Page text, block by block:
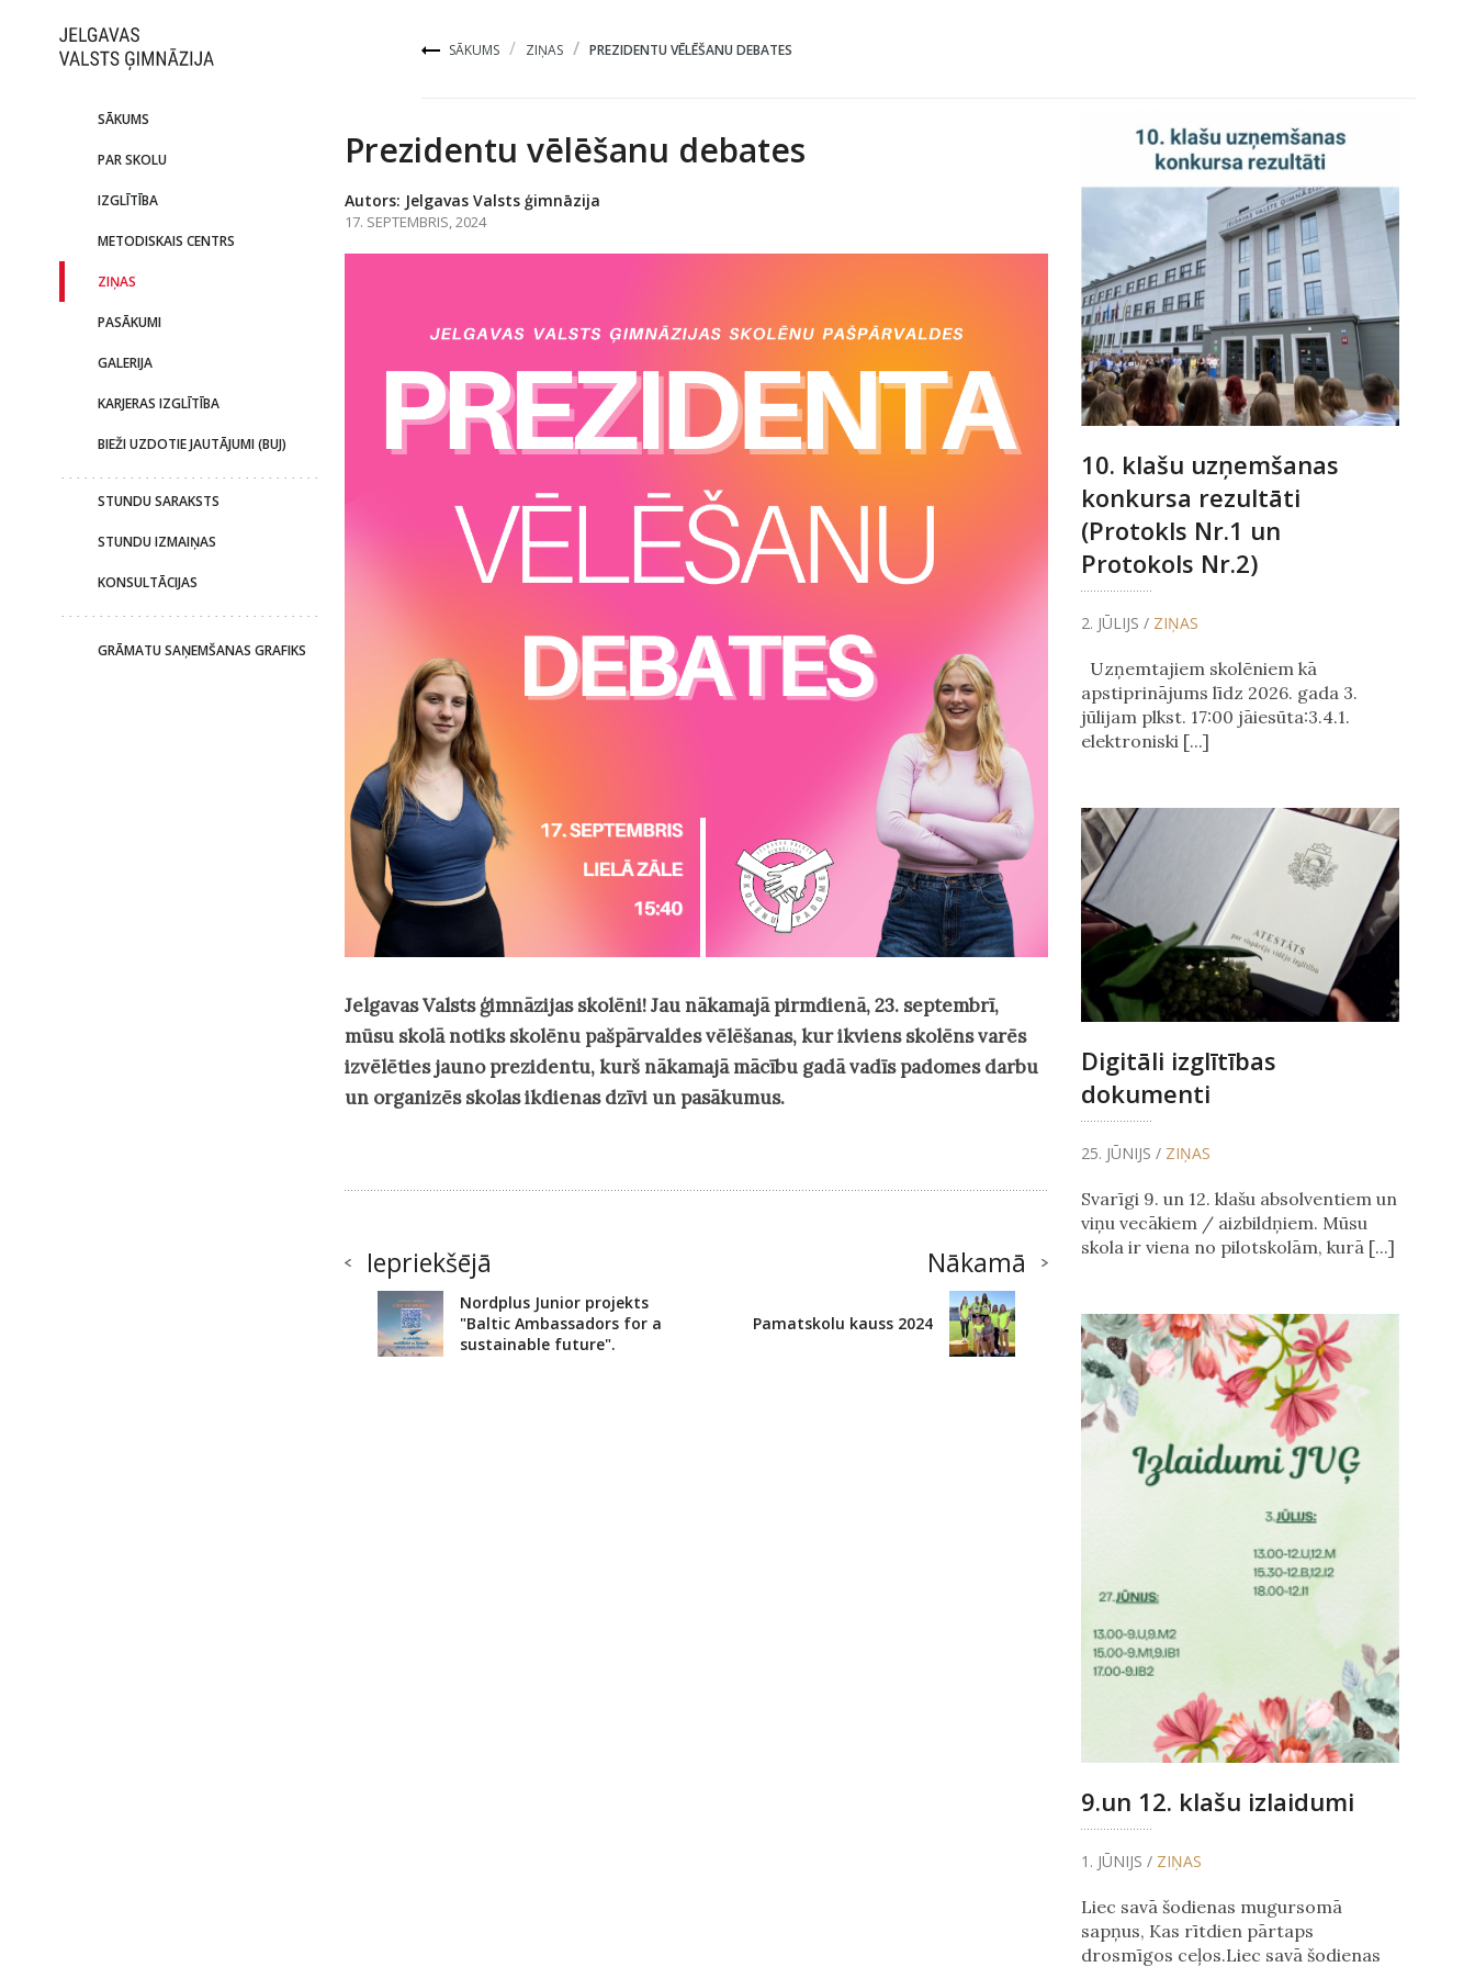
SĀKUMS ZIŅAS PREZIDENTU VĒLĒŠANU DEBATES
SĀKUMS
PAR SKOLU
IZGLĪTĪBA
METODISKAIS CENTRS
ZIŅAS
PASĀKUMI
GALERIJA
KARJERAS IZGLĪTĪBA
BIEŽI UZDOTIE JAUTĀJUMI (BUJ)
STUNDU SARAKSTS
STUNDU IZMAIŅAS
KONSULTĀCIJAS
GRĀMATU SAŅEMŠANAS GRAFIKS
Prezidentu vēlēšanu debates
Autors: Jelgavas Valsts ģimnāzija
17. SEPTEMBRIS, 2024
Jelgavas Valsts ģimnāzijas skolēni! Jau nākamajā pirmdienā, 23. septembrī,
mūsu skolā notiks skolēnu pašpārvaldes vēlēšanas, kur ikviens skolēns varēs
izvēlēties jauno prezidentu, kurš nākamajā mācību gadā vadīs padomes darbu
un organizēs skolas ikdienas dzīvi un pasākumus.
Iepriekšējā
Nordplus Junior projekts
"Baltic Ambassadors for a
sustainable future".
Nākamā
Pamatskolu kauss 2024
10. klašu uzņemšanas
konkursa rezultāti
(Protokls Nr.1 un
Protokols Nr.2)
2. JŪLIJS / ZIŅAS
Uzņemtajiem skolēniem kā
apstiprinājums līdz 2026. gada 3.
jūlijam plkst. 17:00 jāiesūta:3.4.1.
elektroniski [...]
Digitāli izglītības
dokumenti
25. JŪNIJS / ZIŅAS
Svarīgi 9. un 12. klašu absolventiem un
viņu vecākiem / aizbildņiem. Mūsu
skola ir viena no pilotskolām, kurā [...]
9.un 12. klašu izlaidumi
1. JŪNIJS / ZIŅAS
Liec savā šodienas mugursomā
sapņus, Kas rītdien pārtaps
drosmīgos ceļos.Liec savā šodienas